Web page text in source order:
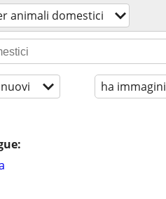
animali domestici
ha immagini